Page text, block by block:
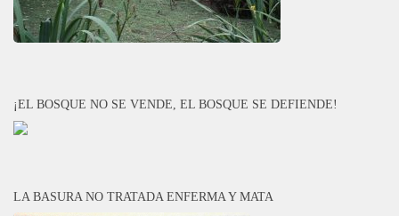
¡EL BOSQUE NO SE VENDE, EL BOSQUE SE DEFIENDE!
LA BASURA NO TRATADA ENFERMA Y MATA